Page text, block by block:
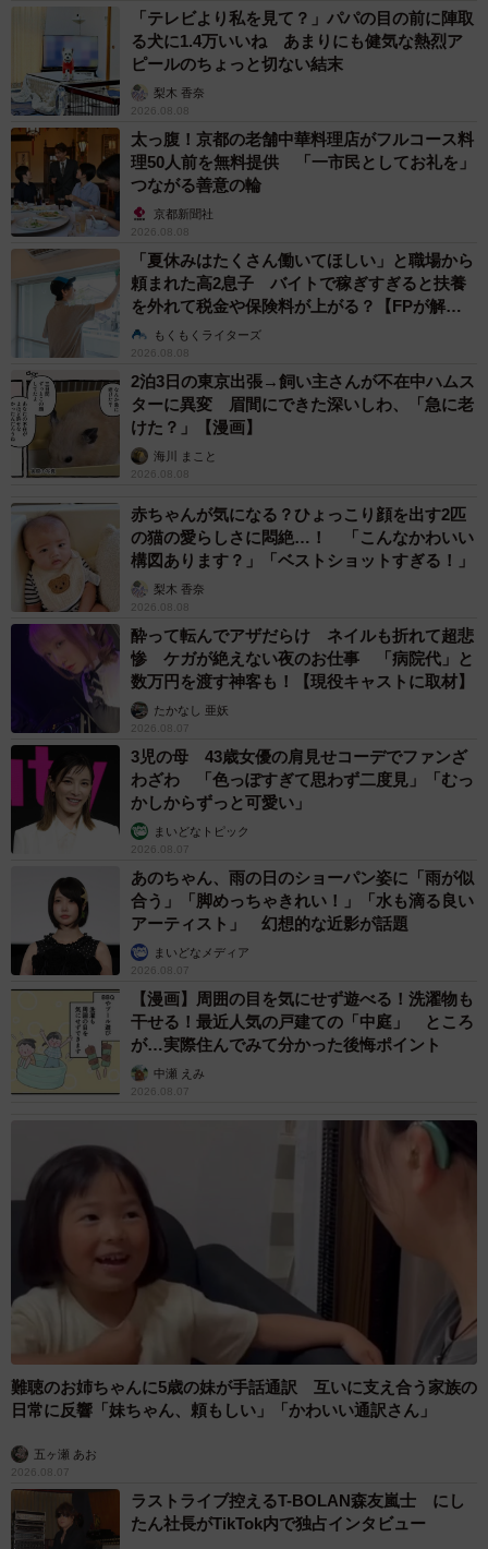
「テレビより私を見て？」パパの目の前に陣取
る犬に1.4万いいね あまりにも健気な熱烈ア
ピールのちょっと切ない結末
梨木 香奈
2026.08.08
太っ腹！京都の老舗中華料理店がフルコース料
理50人前を無料提供 「一市民としてお礼を」
つながる善意の輪
京都新聞社
2026.08.08
「夏休みはたくさん働いてほしい」と職場から
頼まれた高2息子 バイトで稼ぎすぎると扶養
を外れて税金や保険料が上がる？【FPが解
説】もくもくライターズ
2026.08.08
2泊3日の東京出張→飼い主さんが不在中ハムス
ターに異変 眉間にできた深いしわ、「急に老
けた？」【漫画】
海川 まこと
2026.08.08
赤ちゃんが気になる？ひょっこり顔を出す2匹
の猫の愛らしさに悶絶…！ 「こんなかわいい
構図あります？」「ベストショットすぎる！」
梨木 香奈
2026.08.08
酔って転んでアザだらけ ネイルも折れて超悲
惨 ケガが絶えない夜のお仕事 「病院代」と
数万円を渡す神客も！【現役キャストに取材】
たかなし 亜妖
2026.08.07
3児の母 43歳女優の肩見せコーデでファンざ
わざわ 「色っぽすぎて思わず二度見」「むっ
かしからずっと可愛い」
まいどなトピック
2026.08.07
あのちゃん、雨の日のショーパン姿に「雨が似
合う」「脚めっちゃきれい！」「水も滴る良い
アーティスト」 幻想的な近影が話題
まいどなメディア
2026.08.07
【漫画】周囲の目を気にせず遊べる！洗濯物も
干せる！最近人気の戸建ての「中庭」 ところ
が…実際住んでみて分かった後悔ポイント
中瀬 えみ
2026.08.07
難聴のお姉ちゃんに5歳の妹が手話通訳 互いに支え合う家族の
日常に反響「妹ちゃん、頼もしい」「かわいい通訳さん」
五ヶ瀬 あお
2026.08.07
ラストライブ控えるT-BOLAN森友嵐士 にし
たん社長がTikTok内で独占インタビュー